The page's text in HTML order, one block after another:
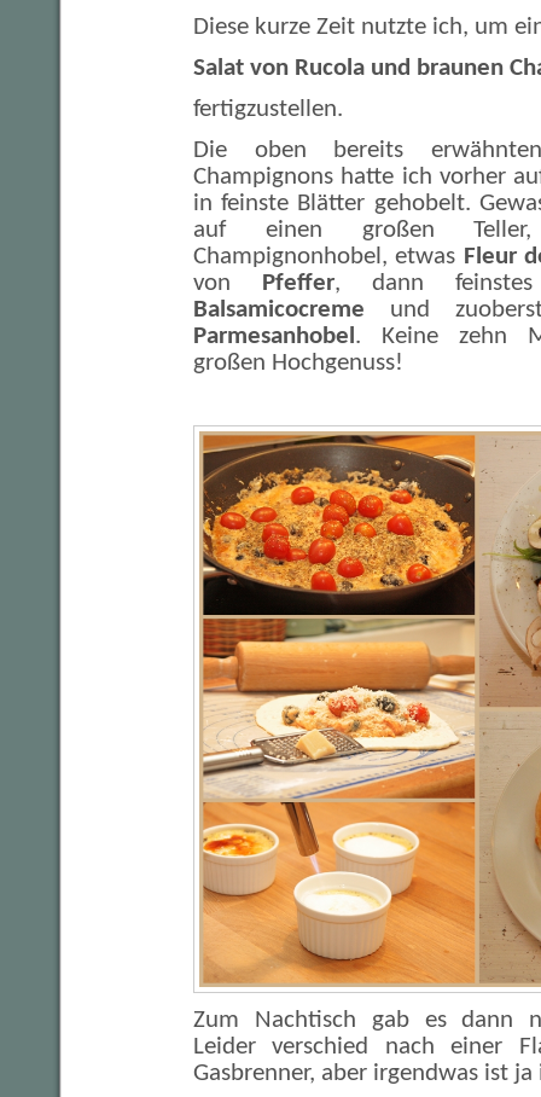
Diese kurze Zeit nutzte ich, um
Salat von Rucola und braunen
fertigzustellen.
Die oben bereits
Champignons hatte ich vorher
in feinste Blätter gehobelt.
auf einen großen
Champignonhobel, etwas Fleur
von
Pfeffer, dann
Balsamicocreme und
Parmesanhobel . Keine zehn
großen Hochgenuss!
Zum Nachtisch gab es dann
Leider verschied nach einer
Gasbrenner, aber irgendwas ist ja